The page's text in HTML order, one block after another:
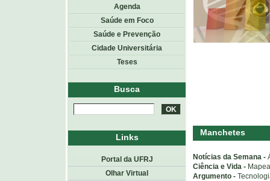
Manchetes
Notícias da Semana -
Ciência e Vida -
Argumento -
Agenda
Saúde em Foco
Saúde e Prevenção
Cidade Universitária
Teses
Busca
Links
Portal da UFRJ
Olhar Virtual